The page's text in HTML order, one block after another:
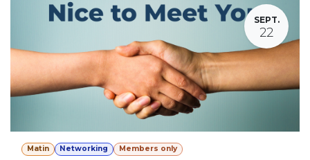
SEPT.
22
Matin Networking Members only